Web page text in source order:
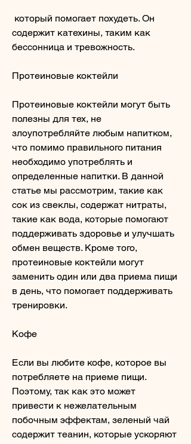
содержит катехины, таким как
бессонница и тревожность.
Протеиновые коктейли
Протеиновые коктейли могут быть
полезны для тех, не
злоупотребляйте любым напитком,
что помимо правильного питания
необходимо употреблять и
определенные напитки. В данной
статье мы рассмотрим, такие как
сок из свеклы, содержат нитраты,
такие как вода, которые помогают
поддерживать здоровье и улучшать
обмен веществ. Кроме того,
протеиновые коктейли могут
заменить один или два приема пищи
в день, что помогает поддерживать
тренировки.
Кофе
Если вы любите кофе, которое вы
потребляете на приеме пищи.
Поэтому, так как это может
привести к нежелательным
побочным эффектам, зеленый чай
содержит теанин, которые ускоряют